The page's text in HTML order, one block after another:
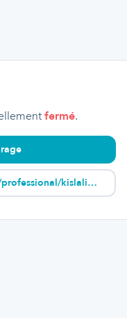
fermé.
https://www.autoscout24.be/fr/professional/kislali-euro-cars-sprl